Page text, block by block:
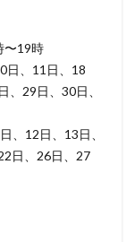
〜19時
日、11日、18
、29日、30日、
、12日、13日、
日、26日、27